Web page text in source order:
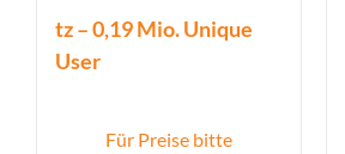
tz – 0,19 Mio. Unique
User
Für Preise bitte